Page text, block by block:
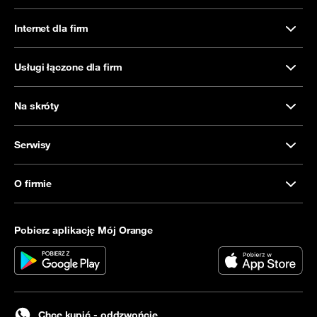
Internet dla firm
Usługi łączone dla firm
Na skróty
Serwisy
O firmie
Pobierz aplikację Mój Orange